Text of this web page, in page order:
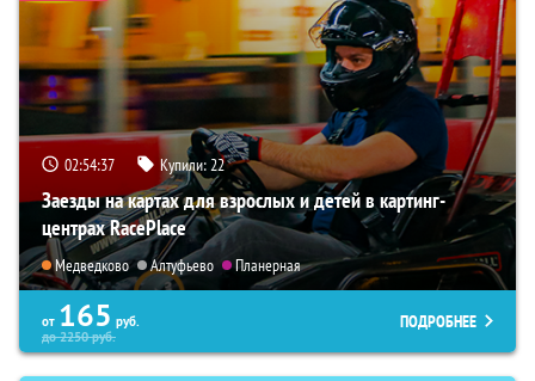
02:54:36 Купили:22
Заезды на картах для взрослых и детей в картинг-
центрах RacePlace
Медведково Алтуфьево Планерная
от 165 руб.
до2250руб.
ПОДРОБНЕЕ